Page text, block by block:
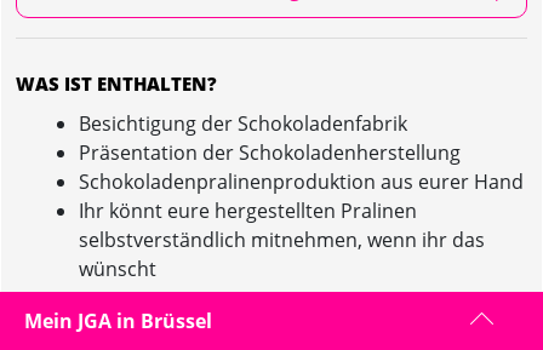
WAS IST ENTHALTEN?
Besichtigung der Schokoladenfabrik
Präsentation der Schokoladenherstellung
Schokoladenpralinenproduktion aus eurer Hand
Ihr könnt eure hergestellten Pralinen
selbstverständlich mitnehmen, wenn ihr das
wünscht
Mein JGA in Brüssel